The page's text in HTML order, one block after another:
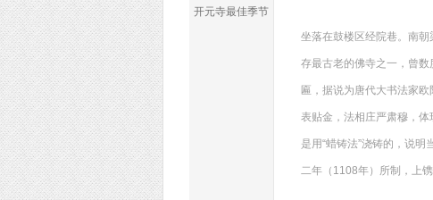
开元寺最佳季节
坐落在鼓楼区经院巷。南朝
存最古老的佛寺之一，曾
匾，据说为唐代大书法家
表贴金，法相庄严肃穆，
是用“蜡铸法”浇铸的，说
二年（1108年）所制，上